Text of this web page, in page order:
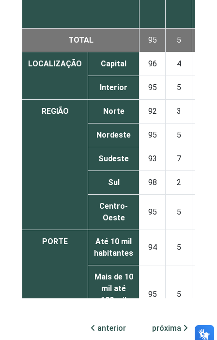
TOTAL 95 5
LOCALIZAÇÃO Capital 96 4
Interior 95 5
REGIÃO Norte 92 3
Nordeste 95 5
Sudeste 93 7
Sul 98 2
Centro-
Oeste
95 5
PORTE
Até 10 mil
habitantes
94 5
Mais de 10
mil até
100 mil
95 5
anterior próxima